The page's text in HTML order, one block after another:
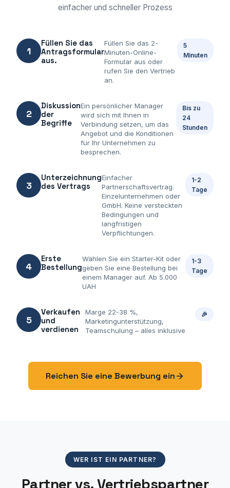
einfacher und schneller Prozess
1
Füllen Sie das
Antragsformular
aus.
Füllen Sie das 2-
Minuten-Online-
Formular aus oder
rufen Sie den Vertrieb
an.
5
Minuten
2
Diskussion
der
Begriffe
Ein persönlicher Manager
wird sich mit Ihnen in
Verbindung setzen, um das
Angebot und die Konditionen
für Ihr Unternehmen zu
besprechen.
Bis zu
24
Stunden
3
Unterzeichnung
des Vertrags
Einfacher
Partnerschaftsvertrag.
Einzelunternehmen oder
GmbH. Keine versteckten
Bedingungen und
langfristigen
Verpflichtungen.
1-2
Tage
4
Erste
Bestellung
Wählen Sie ein Starter-Kit oder
geben Sie eine Bestellung bei
einem Manager auf. Ab 5.000
UAH
1-3
Tage
5
Verkaufen
und
verdienen
Marge 22-38 %,
Marketingunterstützung,
Teamschulung – alles inklusive
🎉
Reichen Sie eine Bewerbung ein
WER IST EIN PARTNER?
Partner vs. Vertriebspartner